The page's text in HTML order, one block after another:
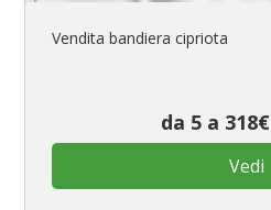
Vendita bandiera cipriota
da 5 a 318€
Vedi